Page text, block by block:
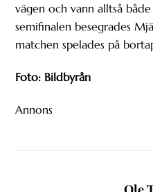
vägen och vann alltså
semifinalen besegrades
matchen spelades på
Foto: Bildbyrån
Annons